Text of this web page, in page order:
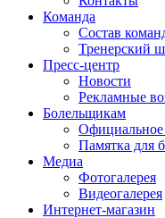
Команда
Состав
Тренерский
Пресс-центр
Новости
Рекламные
Болельщикам
Памятка для
Медиа
Фотогалерея
Видеогалерея
Интернет-магазин